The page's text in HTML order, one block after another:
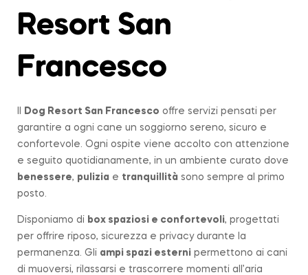
Resort San
Francesco
Dog Resort San Francesco offre servizi pensati per
garantire a ogni cane un soggiorno sereno, sicuro e
confortevole. Ogni ospite viene accolto con attenzione
e seguito quotidianamente, in un ambiente curato dove
benessere, pulizia e tranquillità sono sempre al primo
posto.
Disponiamo di box spaziosi e confortevoli, progettati
per offrire riposo, sicurezza e privacy durante la
permanenza. Gli ampi spazi esterni permettono ai cani
di muoversi, rilassarsi e trascorrere momenti all’aria